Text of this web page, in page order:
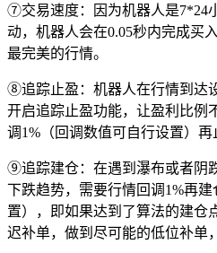
⑦交易速度：因为机器人是7*24
动，机器人会在0.05秒内完成买
最完美的行情。
⑧追踪止盈：机器人在行情到达
开启追踪止盈功能，让盈利比例
调1%（回调数值可自行设置）再
⑨追踪建仓：在遇到瀑布或者阴
下跌趋势，需要行情回调1%再
置），即如果达到了算法的建仓
迟补单，做到尽可能的低位补单